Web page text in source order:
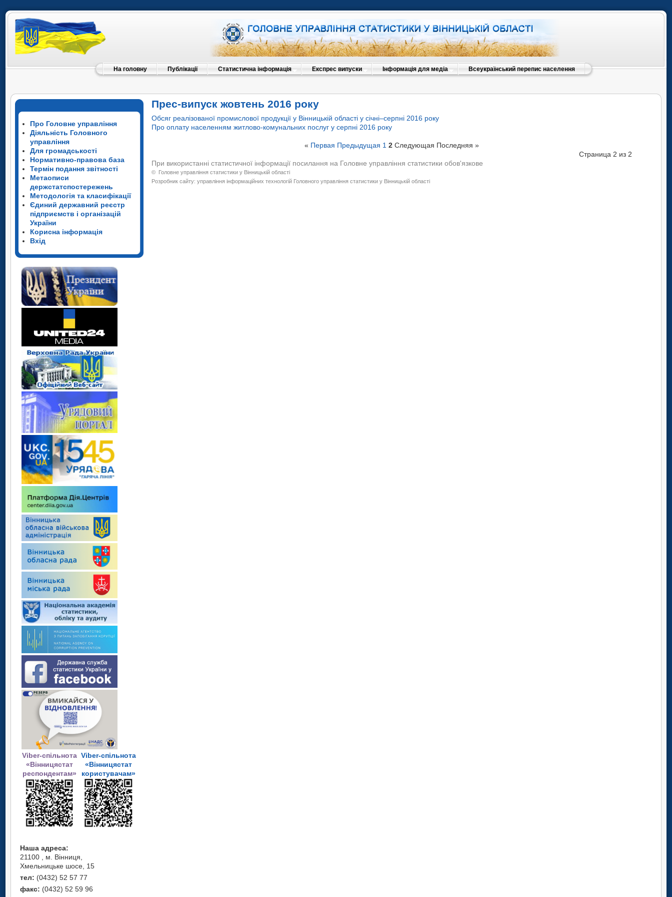
На головну Публікації Статистична інформація Експрес випуски Інформація для медіа Всеукраїнський перепис населення
Про Головне управління
Діяльність Головного
управління
Для громадськості
Нормативно-правова база
Термін подання звітності
Метаописи
держстатспостережень
Методологія та класифікації
Єдиний державний реєстр
підприємств і організацій
України
Корисна інформація
Вхід
Viber-спільнота
«Вінницястат
респондентам»
Viber-спільнота
«Вінницястат
користувачам»
Наша адреса:
21100 , м. Вінниця,
Хмельницьке шосе, 15
тел: (0432) 52 57 77
факс: (0432) 52 59 96
Прес-випуск жовтень 2016 року
Обсяг реалізованої промислової продукції у Вінницькій області у січні–серпні 2016 року
Про оплату населенням житлово-комунальних послуг у серпні 2016 року
« Первая Предыдущая 1 2 Следующая Последняя »
Страница 2 из 2
При використанні статистичної інформації посилання на Головне управління статистики обов'язкове
© Головне управління статистики у Вінницькій області
Розробник сайту: управління інформаційних технологій Головного управління статистики у Вінницькій області